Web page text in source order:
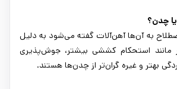
اصطلاح به آن‌ها آهن‌آلات گفته می‌شود به دلیل
مانند استحکام کششی بیشتر، جوش‌پذیری
بهتر و غیره گران‌تر از چدن‌ها هستند.